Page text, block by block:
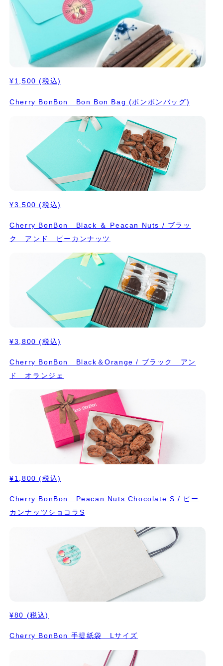
¥1,500 (税込)
Cherry BonBon Bon Bon Bag (ボンボンバッグ)
¥3,500 (税込)
Cherry BonBon Black ＆ Peacan Nuts / ブラッ
ク アンド ピーカンナッツ
¥3,800 (税込)
Cherry BonBon Black＆Orange / ブラック アン
ド オランジェ
¥1,800 (税込)
Cherry BonBon Peacan Nuts Chocolate S / ピー
カンナッツショコラS
¥80 (税込)
Cherry BonBon 手提紙袋 Lサイズ